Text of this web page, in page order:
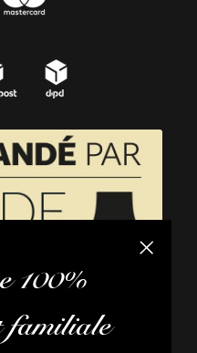
Fermer
100%
familiale